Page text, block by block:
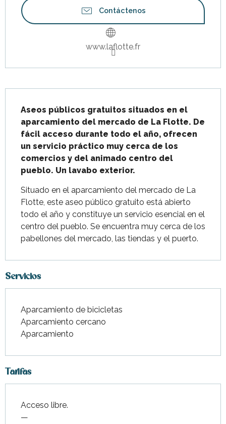
Contáctenos
www.laflotte.fr
Aseos públicos gratuitos situados en el
aparcamiento del mercado de La Flotte. De
fácil acceso durante todo el año, ofrecen
un servicio práctico muy cerca de los
comercios y del animado centro del
pueblo. Un lavabo exterior.
Situado en el aparcamiento del mercado de La
Flotte, este aseo público gratuito está abierto
todo el año y constituye un servicio esencial en el
centro del pueblo. Se encuentra muy cerca de los
pabellones del mercado, las tiendas y el puerto.
Servicios
Aparcamiento de bicicletas
Aparcamiento cercano
Aparcamiento
Tarifas
Acceso libre.
—